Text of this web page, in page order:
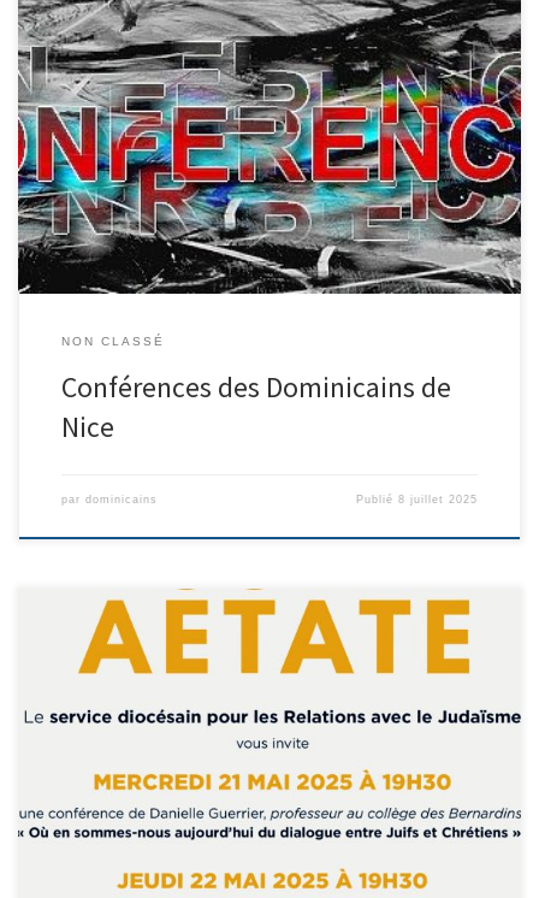
Le programme complet Conférences des Dominicains 2025-2026
NON CLASSÉ
Conférences des Dominicains de
Nice
par dominicains Publié8 juillet 2025
AETATE COUVENT DES DOMINICAINS PARTICIPATION : 5€ Le service
diocésain pour les Relations avec le Judaïsme vous invite
MERCREDI 21 MAI 2025 À 19H30 à une conférence de Danielle
Guerrier, professeur au collège des Bernardins : « Où en sommes-
nous aujourd’hui du dialogue […]